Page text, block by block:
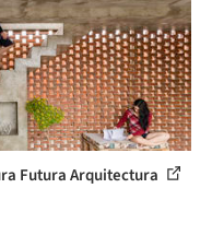
Futura Arquitectura